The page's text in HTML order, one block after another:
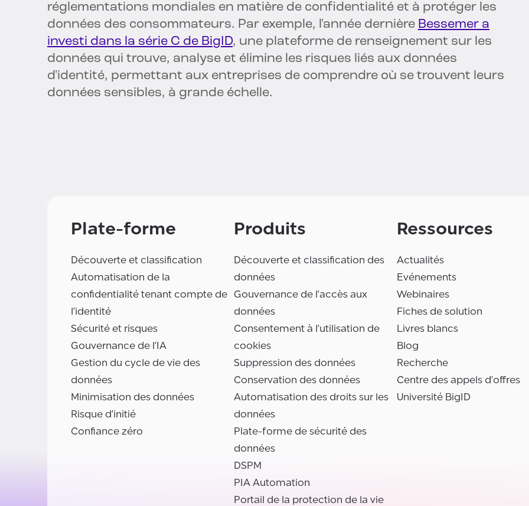
réglementations mondiales en matière de confidentialité et à protéger les
données des consommateurs. Par exemple, l'année dernière Bessemer a
investi dans la série C de BigID, une plateforme de renseignement sur les
données qui trouve, analyse et élimine les risques liés aux données
d'identité, permettant aux entreprises de comprendre où se trouvent leurs
données sensibles, à grande échelle.
Plate-forme
Découverte et classification
Automatisation de la
confidentialité tenant compte de
l'identité
Sécurité et risques
Gouvernance de l'IA
Gestion du cycle de vie des
données
Minimisation des données
Risque d'initié
Confiance zéro
Produits
Découverte et classification des
données
Gouvernance de l'accès aux
données
Consentement à l'utilisation de
cookies
Suppression des données
Conservation des données
Automatisation des droits sur les
données
Plate-forme de sécurité des
données
DSPM
PIA Automation
Portail de la protection de la vie
Ressources
Actualités
Evénements
Webinaires
Fiches de solution
Livres blancs
Blog
Recherche
Centre des appels d'offres
Université BigID